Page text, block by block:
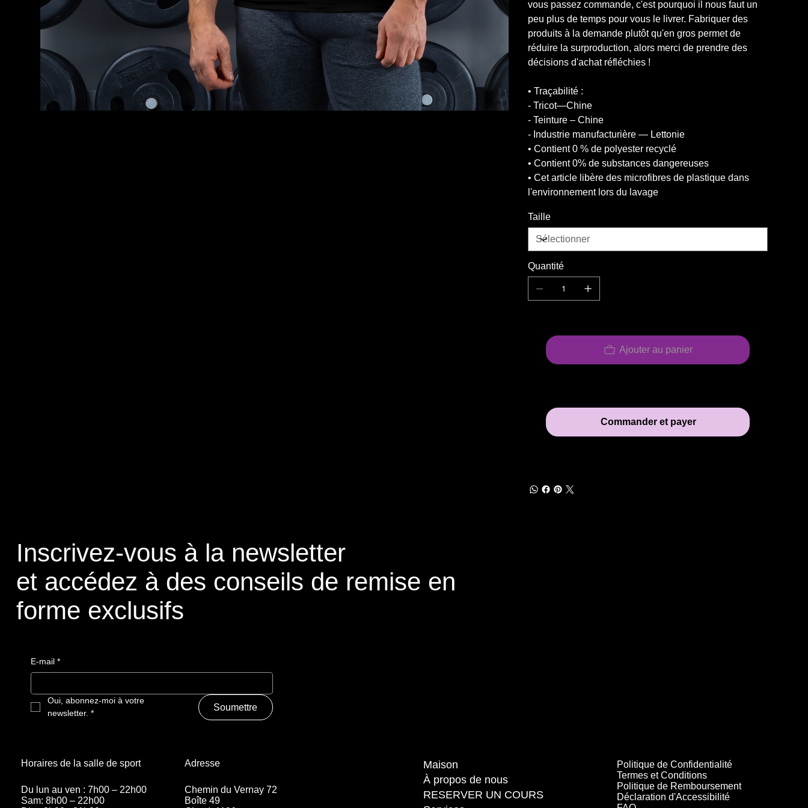
vous passez commande, c'est pourquoi il nous faut un
peu plus de temps pour vous le livrer. Fabriquer des
produits à la demande plutôt qu'en gros permet de
réduire la surproduction, alors merci de prendre des
décisions d'achat réfléchies !
• Traçabilité :
- Tricot—Chine
- Teinture – Chine
- Industrie manufacturière — Lettonie
• Contient 0 % de polyester recyclé
• Contient 0% de substances dangereuses
• Cet article libère des microfibres de plastique dans
l'environnement lors du lavage
Taille
Quantité
Ajouter au panier
Commander et payer
Inscrivez-vous à la newsletter
et accédez à des conseils de remise en
forme exclusifs
E-mail *
Oui, abonnez-moi à votre
newsletter. *
Soumettre
Adresse
Chemin du Vernay 72
Boîte 49
Horaires de la salle de sport
Du lun au ven : 7h00 – 22h00
Sam: 8h00 – 22h00
Maison
À propos de nous
RESERVER UN COURS
Politique de Confidentialité
Termes et Conditions
Politique de Remboursement
Déclaration d'Accessibilité